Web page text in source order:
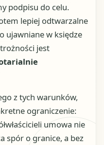
podpisu do celu.
lepiej odtwarzalne
ujawniane w księdze
jest
z tych warunków,
ograniczenie:
umowa nie
spór o granice, a bez